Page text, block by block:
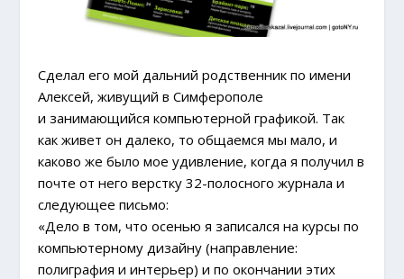
Сделал его мой дальний родственник по имени
Алексей, живущий в Симферополе
и занимающийся компьютерной графикой. Так
как живет он далеко, то общаемся мы мало, и
каково же было мое удивление, когда я получил в
почте от него верстку 32-полосного журнала и
следующее письмо:
«Дело в том, что осенью я записался на курсы по
компьютерному дизайну (направление:
полиграфия и интерьер) и по окончании этих